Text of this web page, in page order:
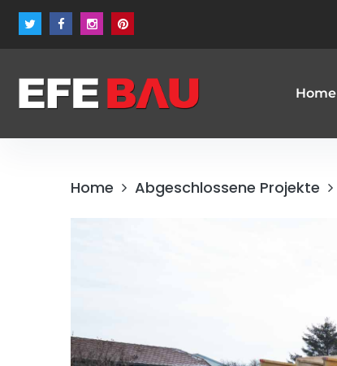
Home
Home Abgeschlossene Projekte